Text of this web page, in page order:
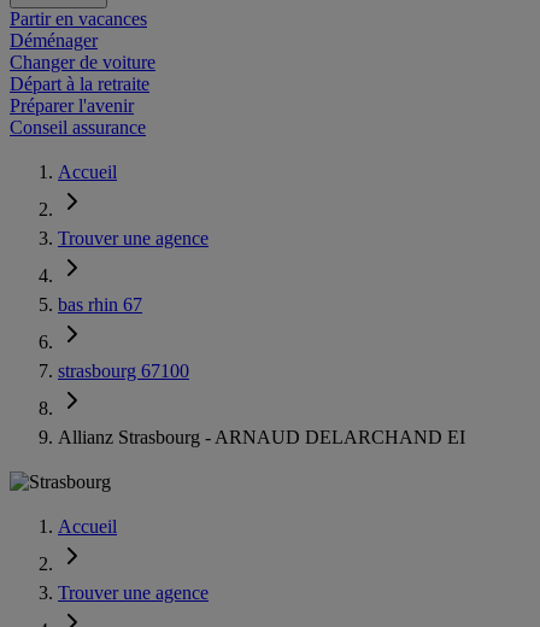
Partir en vacances
Déménager
Changer de voiture
Départ à la retraite
Préparer l'avenir
Conseil assurance
Accueil
Trouver une agence
bas rhin 67
strasbourg 67100
Allianz Strasbourg - ARNAUD DELARCHAND EI
Accueil
Trouver une agence